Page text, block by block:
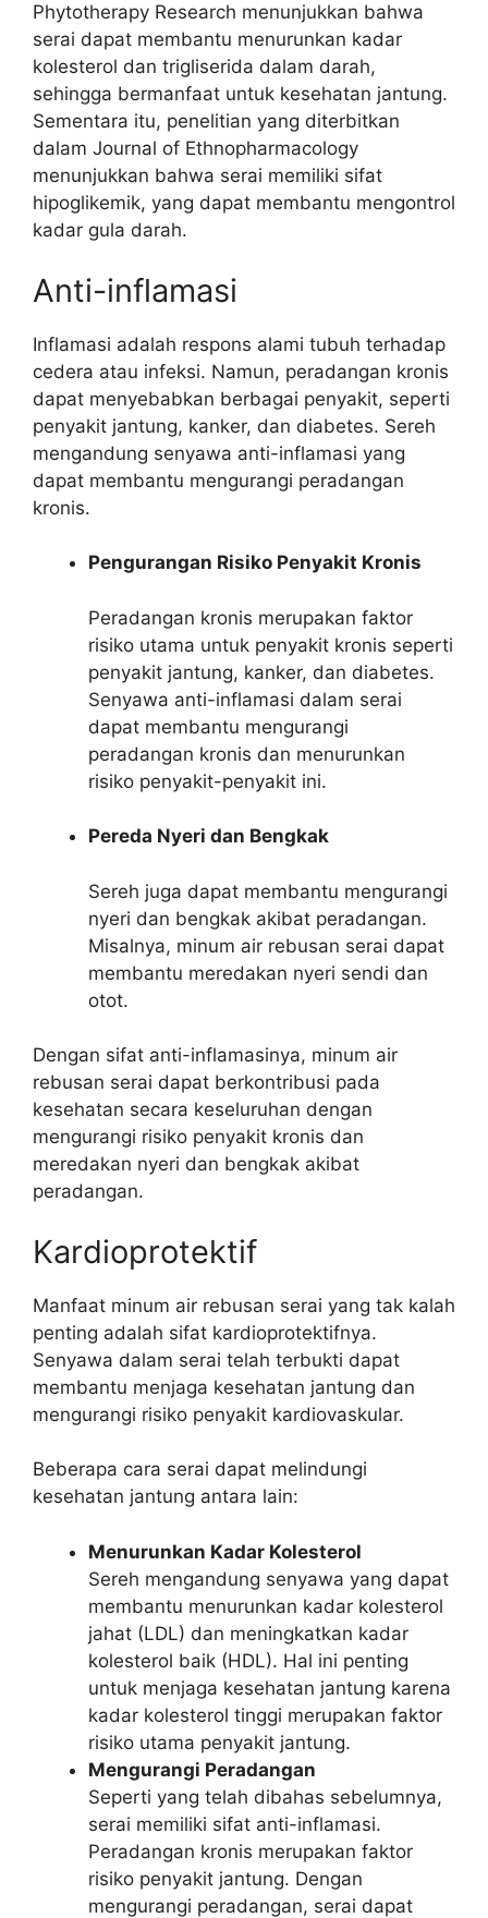
Phytotherapy Research menunjukkan bahwa
serai dapat membantu menurunkan kadar
kolesterol dan trigliserida dalam darah,
sehingga bermanfaat untuk kesehatan jantung.
Sementara itu, penelitian yang diterbitkan
dalam Journal of Ethnopharmacology
menunjukkan bahwa serai memiliki sifat
hipoglikemik, yang dapat membantu mengontrol
kadar gula darah.
Anti-inflamasi
Inflamasi adalah respons alami tubuh terhadap
cedera atau infeksi. Namun, peradangan kronis
dapat menyebabkan berbagai penyakit, seperti
penyakit jantung, kanker, dan diabetes. Sereh
mengandung senyawa anti-inflamasi yang
dapat membantu mengurangi peradangan
kronis.
Pengurangan Risiko Penyakit Kronis
Peradangan kronis merupakan faktor
risiko utama untuk penyakit kronis seperti
penyakit jantung, kanker, dan diabetes.
Senyawa anti-inflamasi dalam serai
dapat membantu mengurangi
peradangan kronis dan menurunkan
risiko penyakit-penyakit ini.
Pereda Nyeri dan Bengkak
Sereh juga dapat membantu mengurangi
nyeri dan bengkak akibat peradangan.
Misalnya, minum air rebusan serai dapat
membantu meredakan nyeri sendi dan
otot.
Dengan sifat anti-inflamasinya, minum air
rebusan serai dapat berkontribusi pada
kesehatan secara keseluruhan dengan
mengurangi risiko penyakit kronis dan
meredakan nyeri dan bengkak akibat
peradangan.
Kardioprotektif
Manfaat minum air rebusan serai yang tak kalah
penting adalah sifat kardioprotektifnya.
Senyawa dalam serai telah terbukti dapat
membantu menjaga kesehatan jantung dan
mengurangi risiko penyakit kardiovaskular.
Beberapa cara serai dapat melindungi
kesehatan jantung antara lain:
Menurunkan Kadar Kolesterol
Sereh mengandung senyawa yang dapat
membantu menurunkan kadar kolesterol
jahat (LDL) dan meningkatkan kadar
kolesterol baik (HDL). Hal ini penting
untuk menjaga kesehatan jantung karena
kadar kolesterol tinggi merupakan faktor
risiko utama penyakit jantung.
Mengurangi Peradangan
Seperti yang telah dibahas sebelumnya,
serai memiliki sifat anti-inflamasi.
Peradangan kronis merupakan faktor
risiko penyakit jantung. Dengan
mengurangi peradangan, serai dapat